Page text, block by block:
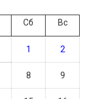
Сб Вс
1 2
8 9